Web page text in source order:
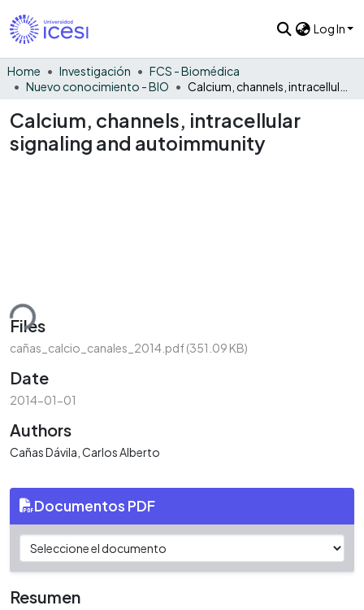
Log In
Home Investigación
FCS - Biomédica
Nuevo conocimiento - BIO
Calcium, channels, intracellular
signaling and autoimmunity
Files
cañas_calcio_canales_2014.pdf(351.09 KB)
Date
2014-01-01
Authors
Cañas Dávila, Carlos Alberto
Documentos PDF
Resumen